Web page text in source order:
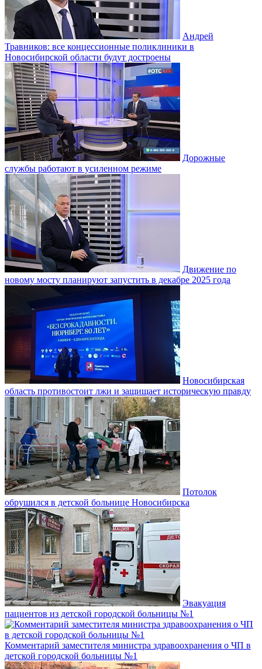
Андрей
Травников: все концессионные поликлиники в
Новосибирской области будут достроены
Дорожные
службы работают в усиленном режиме
Движение по
новому мосту планируют запустить в декабре 2025 года
Новосибирская
область противостоит лжи и защищает историческую правду
Потолок
обрушился в детской больнице Новосибирска
Эвакуация
пациентов из детской городской больницы №1
Комментарий заместителя министра здравоохранения о ЧП в
детской городской больницы №1